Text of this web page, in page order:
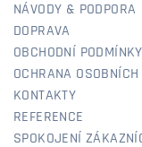
NÁVODY & PODPORA
DOPRAVA
OBCHODNÍ PODMÍNKY
OCHRANA
KONTAKTY
REFERENCE
SPOKOJENÍ